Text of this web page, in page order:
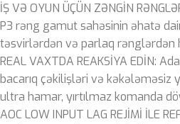
İŞ VƏ OYUN ÜÇÜN ZƏNGİN
P3 rəng gamut sahəsinin əhatə
təsvirlərdən və parlaq rənglərdən
REAL VAXTDA REAKSİYA EDİN:
bacarıq çəkilişləri və
ultra hamar, yırtılmaz komanda
AOC LOW INPUT LAG REJİMİ İLE